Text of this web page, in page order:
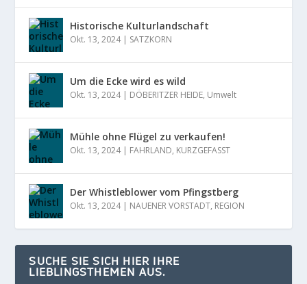
Historische Kulturlandschaft
Okt. 13, 2024| SATZKORN
Um die Ecke wird es wild
Okt. 13, 2024| DÖBERITZER HEIDE, Umwelt
Mühle ohne Flügel zu verkaufen!
Okt. 13, 2024| FAHRLAND, KURZGEFASST
Der Whistleblower vom Pfingstberg
Okt. 13, 2024| NAUENER VORSTADT, REGION
SUCHE SIE SICH HIER IHRE
LIEBLINGSTHEMEN AUS.